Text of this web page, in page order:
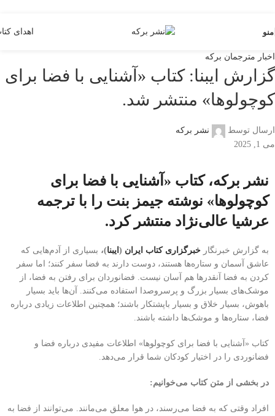
منو اهدای
اخبار مترجمان برکه
گزارش ایبنا: کتاب «آشنایی با فضا برای
کوچولوها» منتشر شد.
ارسال توسط
نشر برکه
می 1, 2025
نشر برکه، کتاب «آشنایی با فضا برای
کوچولوها» نوشته جیمز بنت را با ترجمه
عرشیا عالی‌نژاد منتشر کرد.
به گزارش خبرنگار خبرگزاری کتاب ایران ( ایبنا)، بسیاری از آدم‌هایی که
عاشق آسمان و ستاره‌ها هستند، دوست دارند به فضا سفر کنند؛ اما سفر
کردن به فضا آنقدرها هم آسان نیست. فضانوردان برای رفتن به فضا، از
موشک‌های بسیار بزرگ و پرسروصدا استفاده می‌کنند. آن‌ها باید بسیار
باهوش، بسیار خلاق و بسیار باپشتکار باشند؛ همچنین اطلاعات زیادی درباره
فضا، ستاره‌ها و موشک‌ها داشته باشند.
کتاب «آشنایی با فضا برای کوچولوها» اطلاعات مفیدی درباره فضا و
فضانوردی را در اختیار کودکان شما قرار می‌دهد.
در بخشی از متن کتاب می‌خوانیم:
افراد وقتی که به فضا می‌رسند، در هوا معلق می‌مانند. می‌توانند از فضا به